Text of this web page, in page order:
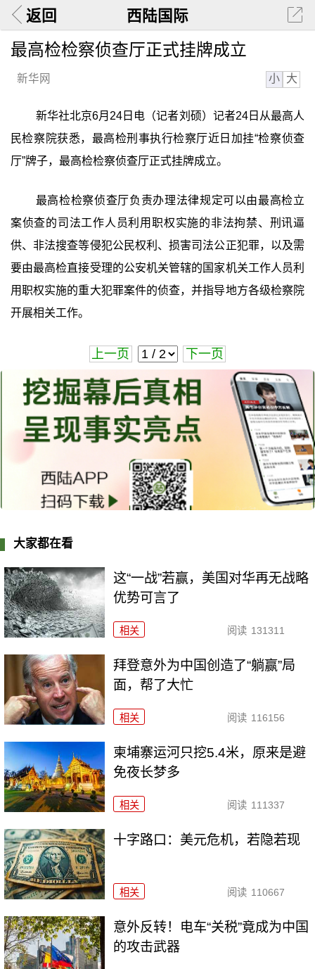
返回 西陆国际
最高检检察侦查厅正式挂牌成立
新华网 小 大
新华社北京6月24日电（记者刘硕）记者24日从最高人
民检察院获悉，最高检刑事执行检察厅近日加挂“检察侦查
厅”牌子，最高检检察侦查厅正式挂牌成立。
最高检检察侦查厅负责办理法律规定可以由最高检立
案侦查的司法工作人员利用职权实施的非法拘禁、刑讯逼
供、非法搜查等侵犯公民权利、损害司法公正犯罪，以及需
要由最高检直接受理的公安机关管辖的国家机关工作人员利
用职权实施的重大犯罪案件的侦查，并指导地方各级检察院
开展相关工作。
上一页 下一页
大家都在看
这“一战”若赢，美国对华再无战略
优势可言了
相关 阅读 131311
拜登意外为中国创造了“躺赢”局
面，帮了大忙
相关 阅读 116156
柬埔寨运河只挖5.4米，原来是避
免夜长梦多
相关 阅读 111337
十字路口：美元危机，若隐若现
相关 阅读 110667
意外反转！电车“关税”竟成为中国
的攻击武器